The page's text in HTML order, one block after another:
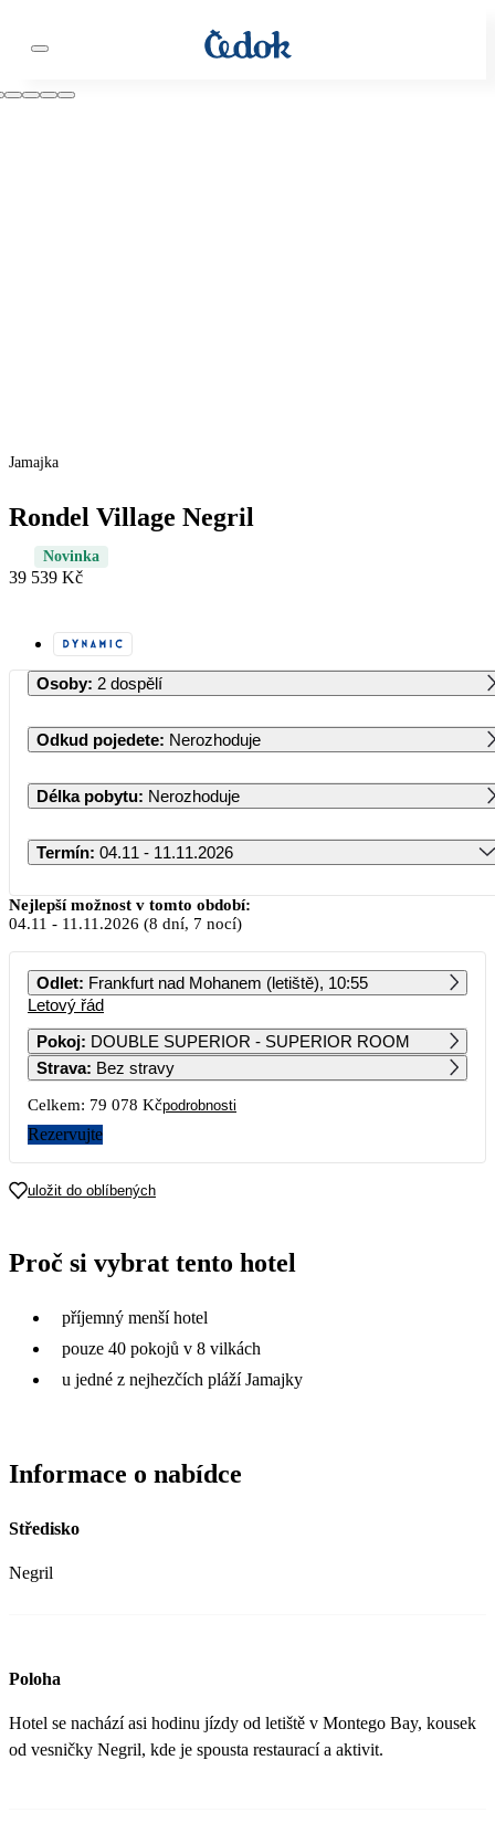
Jamajka
Rondel Village Negril
Novinka
39 539 Kč
Osoby: 2 dospělí
Odkud pojedete: Nerozhoduje
Délka pobytu: Nerozhoduje
Termín: 04.11 - 11.11.2026
Listopad 2026
PO ÚT ST ČT PÁ SO NE
2 3
16
43 749
Nejlepší možnost v tomto období:
04.11 - 11.11.2026 (8 dní, 7 nocí)
Odlet: Frankfurt nad Mohanem (letiště), 10:55
Letový řád
Pokoj: DOUBLE SUPERIOR - SUPERIOR ROOM
Strava: Bez stravy
Celkem: 79 078 Kčpodrobnosti
Rezervujte
uložit do oblíbených
Proč si vybrat tento hotel
příjemný menší hotel
pouze 40 pokojů v 8 vilkách
u jedné z nejhezčích pláží Jamajky
Informace o nabídce
Středisko
Negril
Poloha
Hotel se nachází asi hodinu jízdy od letiště v Montego Bay, kousek
od vesničky Negril, kde je spousta restaurací a aktivit.